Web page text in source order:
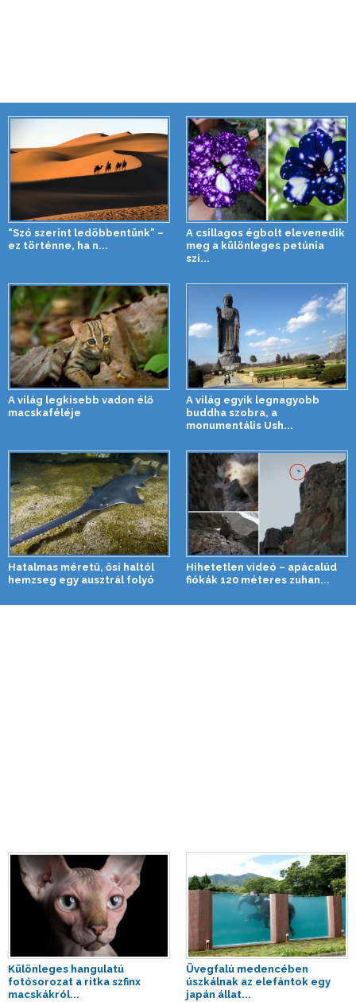
“Szó szerint ledöbbentünk” –
ez történne, ha n...
A csillagos égbolt elevenedik
meg a különleges petúnia
szi...
A világ legkisebb vadon élő
macskaféléje
A világ egyik legnagyobb
buddha szobra, a
monumentális Ush...
Hatalmas méretű, ősi haltól
hemzseg egy ausztrál folyó
Hihetetlen videó – apácalúd
fiókák 120 méteres zuhan...
Különleges hangulatú
fotósorozat a ritka szfinx
macskákról...
Üvegfalú medencében
úszkálnak az elefántok egy
japán állat...